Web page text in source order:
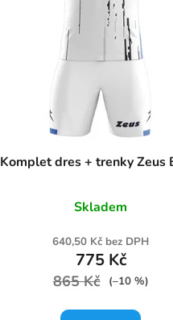
Komplet dres + trenky Zeus
Skladem
640,50 Kč bez DPH
775 Kč
865 Kč (–10 %)